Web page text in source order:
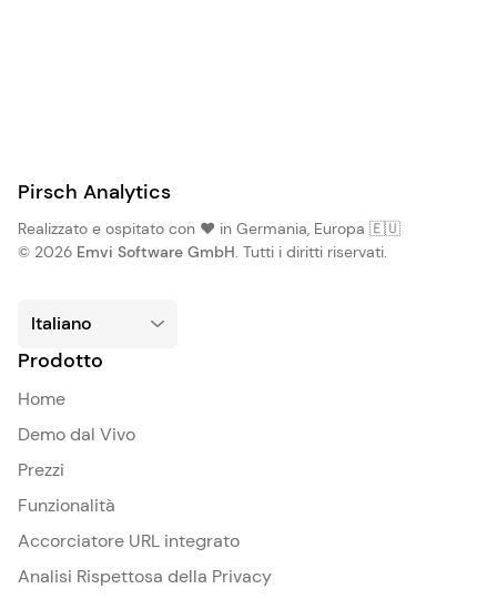
Pirsch Analytics
Realizzato e ospitato con ❤️ in Germania, Europa 🇪🇺
© 2026 Emvi Software GmbH. Tutti i diritti riservati.
Prodotto
Home
Demo dal Vivo
Prezzi
Funzionalità
Accorciatore URL integrato
Analisi Rispettosa della Privacy